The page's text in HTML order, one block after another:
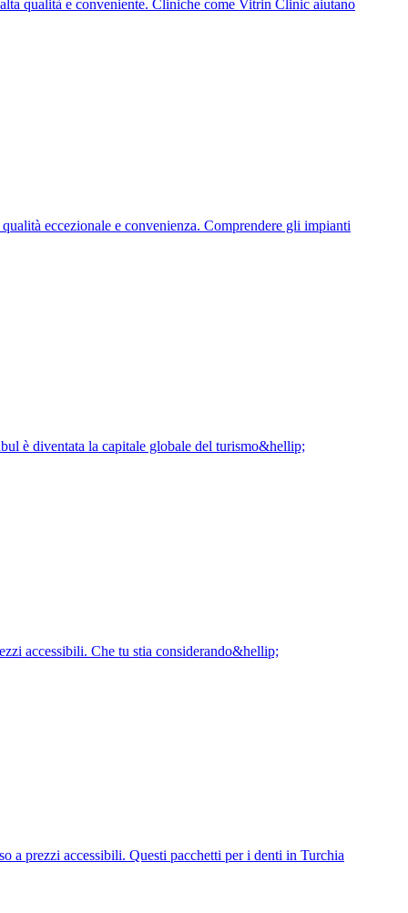
qualità e conveniente. Cliniche come Vitrin Clinic aiutano
eccezionale e convenienza. Comprendere gli impianti
è diventata la capitale globale del turismo&hellip;
accessibili. Che tu stia considerando&hellip;
a prezzi accessibili. Questi pacchetti per i denti in Turchia